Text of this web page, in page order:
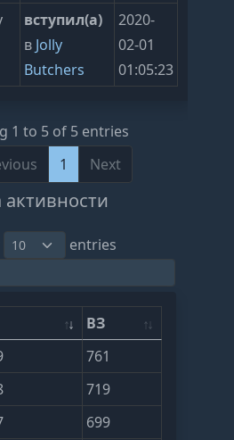
вступил(а)
в Jolly
Butchers
2020-
02-01
01:05:23
1 to 5 of 5 entries
1 Next
entries
ВЗ
761
719
699